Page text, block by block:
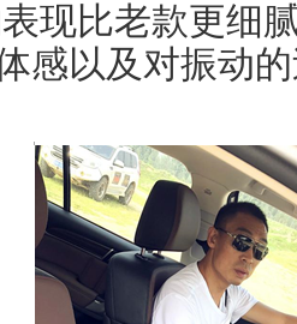
现比老款更细
感以及对振动